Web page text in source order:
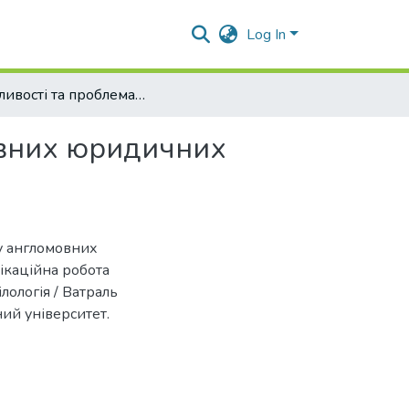
Log In
Особливості та проблематика перекладу англомовних юридичних термінів та документів в ІТ праві
юридичних
англомовних
робота
/ Ватраль
університет.